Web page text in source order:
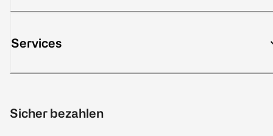
Services
Sicher bezahlen